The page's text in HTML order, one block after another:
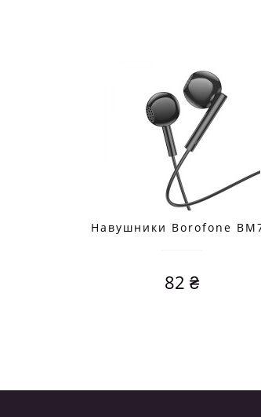
Навушники Borofone
82 ₴